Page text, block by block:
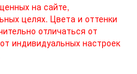
на сайте,
целях. Цвета и оттенки
отличаться от
индивидуальных настроек